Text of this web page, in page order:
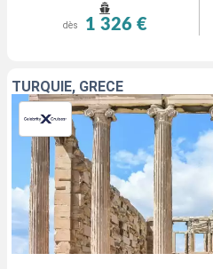
dès 1 326 €
TURQUIE, GRÈCE